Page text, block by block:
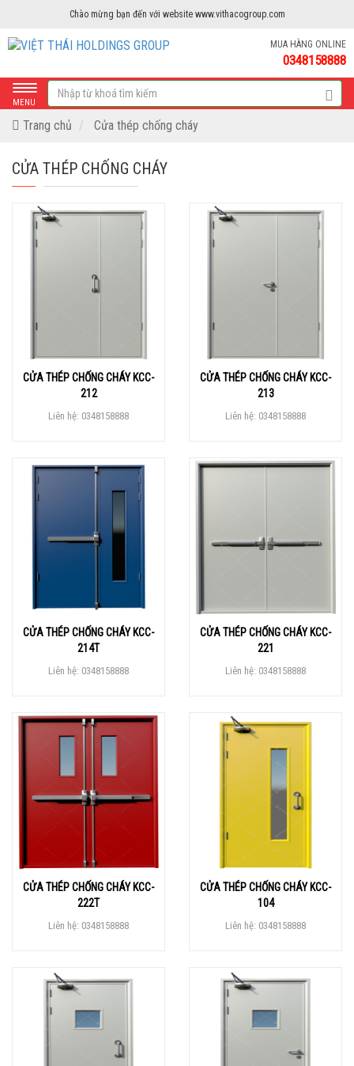
Chào mừng bạn đến với website www.vithacogroup.com
MUA HÀNG ONLINE
0348158888
MENU
Trang chủ Cửa thép chống cháy
CỬA THÉP CHỐNG CHÁY
CỬA THÉP CHỐNG CHÁY KCC-
212
Liên hệ: 0348158888
CỬA THÉP CHỐNG CHÁY KCC-
213
Liên hệ: 0348158888
CỬA THÉP CHỐNG CHÁY KCC-
214T
Liên hệ: 0348158888
CỬA THÉP CHỐNG CHÁY KCC-
221
Liên hệ: 0348158888
CỬA THÉP CHỐNG CHÁY KCC-
222T
Liên hệ: 0348158888
CỬA THÉP CHỐNG CHÁY KCC-
104
Liên hệ: 0348158888